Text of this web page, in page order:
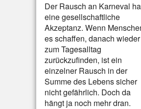
Der Rausch an Karneval
eine gesellschaftliche
Akzeptanz. Wenn
es schaffen, danach wieder
zum Tagesalltag
zurückzufinden, ist ein
einzelner Rausch in der
Summe des Lebens sicher
nicht gefährlich. Doch da
hängt ja noch mehr dran.